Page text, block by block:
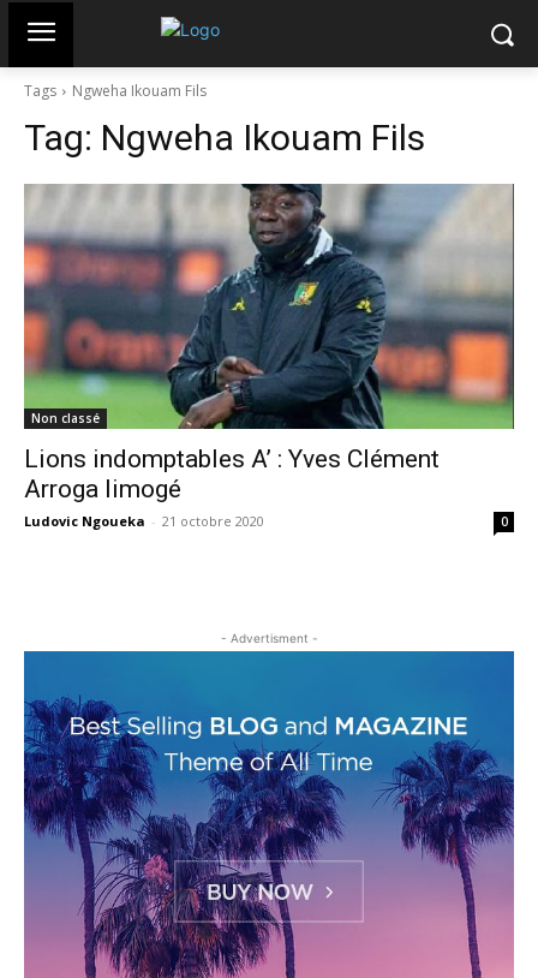
Tags Ngweha Ikouam Fils
Tag: Ngweha Ikouam Fils
Non classé
Lions indomptables A’ : Yves Clément
Arroga limogé
Ludovic Ngoueka - 21 octobre 2020 0
- Advertisment -